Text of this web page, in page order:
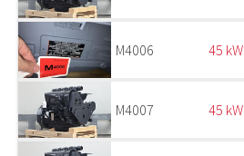
M4006 45 kW
M4007 45 kW